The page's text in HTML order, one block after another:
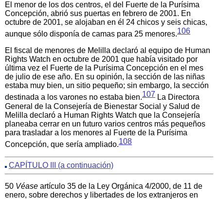
El menor de los dos centros, el del Fuerte de la Purísima
Concepción, abrió sus puertas en febrero de 2001. En
octubre de 2001, se alojaban en él 24 chicos y seis chicas,
aunque sólo disponía de camas para 25 menores.106
El fiscal de menores de Melilla declaró al equipo de Human
Rights Watch en octubre de 2001 que había visitado por
última vez el Fuerte de la Purísima Concepción en el mes
de julio de ese año. En su opinión, la sección de las niñas
estaba muy bien, un sitio pequeño; sin embargo, la sección
destinada a los varones no estaba bien.107 La Directora
General de la Consejería de Bienestar Social y Salud de
Melilla declaró a Human Rights Watch que la Consejería
planeaba cerrar en un futuro varios centros más pequeños
para trasladar a los menores al Fuerte de la Purísima
Concepción, que sería ampliado.108
CAPÍTULO III (a continuación)
50 Véase artículo 35 de la Ley Orgánica 4/2000, de 11 de
enero, sobre derechos y libertades de los extranjeros en